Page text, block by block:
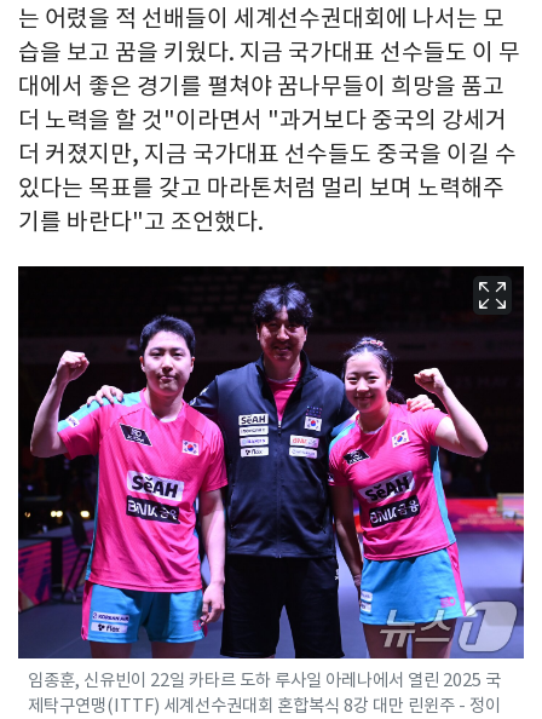
는 어렸을 적 선배들이 세계선수권대회에 나서는 모
습을 보고 꿈을 키웠다. 지금 국가대표 선수들도 이 무
대에서 좋은 경기를 펼쳐야 꿈나무들이 희망을 품고
더 노력을 할 것"이라면서 "과거보다 중국의 강세거
더 커졌지만, 지금 국가대표 선수들도 중국을 이길 수
있다는 목표를 갖고 마라톤처럼 멀리 보며 노력해주
기를 바란다"고 조언했다.
임종훈, 신유빈이 22일 카타르 도하 루사일 아레나에서 열린 2025 국
제탁구연맹(ITTF) 세계선수권대회 혼합복식 8강 대만 린윈주 - 정이